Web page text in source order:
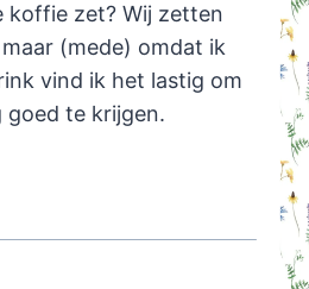
koffie zet? Wij zetten
(mede) omdat ik
vind ik het lastig om
goed te krijgen.